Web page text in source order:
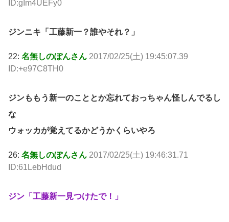
ID:gIm4UEFy0
ジンニキ「工藤新一？誰やそれ？」
22: 名無しのぽんさん 2017/02/25(土) 19:45:07.39
ID:+e97C8TH0
ジンももう新一のこととか忘れておっちゃん怪しんでるし
な
ウォッカが覚えてるかどうかくらいやろ
26: 名無しのぽんさん 2017/02/25(土) 19:46:31.71
ID:61LebHdud
ジン「工藤新一見つけたで！」